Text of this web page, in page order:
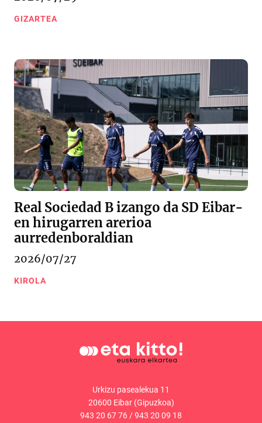
GIZARTEA
Real Sociedad B izango da SD Eibar-
en hirugarren arerioa
aurredenboraldian
2026/07/27
KIROLA
Urkizu pasealekua 11
20600 Eibar (Gipuzkoa)
943 20 67 76/943 20 09 18